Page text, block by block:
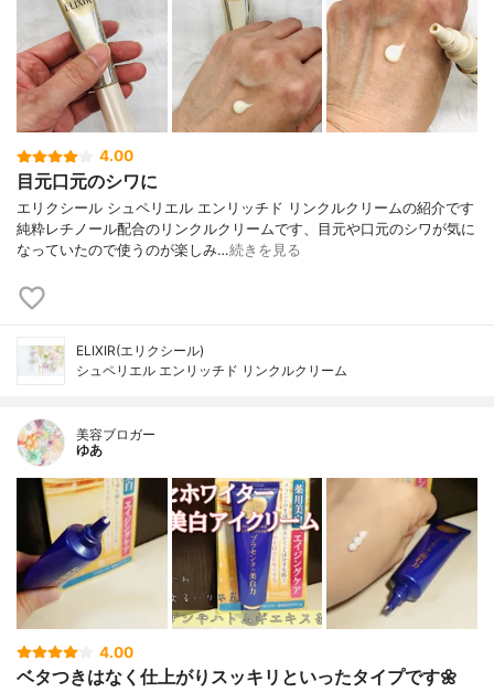
4.00
目元口元のシワに
エリクシール シュペリエル エンリッチド リンクルクリームの紹介です
純粋レチノール配合のリンクルクリームです、目元や口元のシワが気に
なっていたので使うのが楽しみ…続きを見る
ELIXIR(エリクシール)
シュペリエル エンリッチド リンクルクリーム
美容ブロガー
ゆあ
4.00
ベタつきはなく仕上がりスッキリといったタイプです🌼